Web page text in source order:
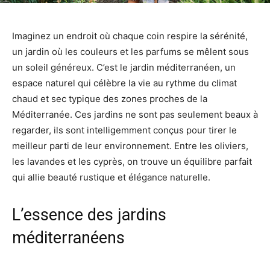
Imaginez un endroit où chaque coin respire la sérénité,
un jardin où les couleurs et les parfums se mêlent sous
un soleil généreux. C’est le jardin méditerranéen, un
espace naturel qui célèbre la vie au rythme du climat
chaud et sec typique des zones proches de la
Méditerranée. Ces jardins ne sont pas seulement beaux à
regarder, ils sont intelligemment conçus pour tirer le
meilleur parti de leur environnement. Entre les oliviers,
les lavandes et les cyprès, on trouve un équilibre parfait
qui allie beauté rustique et élégance naturelle.
L’essence des jardins
méditerranéens